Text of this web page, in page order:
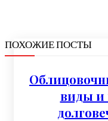
ПОХОЖИЕ ПОСТЫ
виды и